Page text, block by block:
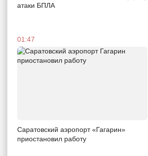
атаки БПЛА
01:47
Саратовский аэропорт «Гагарин»
приостановил работу